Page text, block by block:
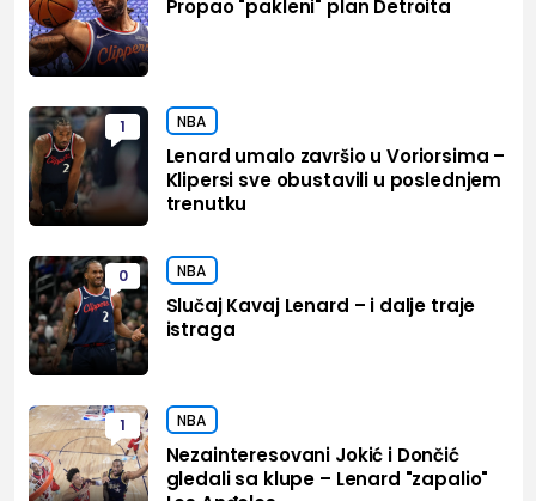
Propao "pakleni" plan Detroita
1 NBA
Lenard umalo završio u Voriorsima –
Klipersi sve obustavili u poslednjem
trenutku
0 NBA
Slučaj Kavaj Lenard – i dalje traje
istraga
1 NBA
Nezainteresovani Jokić i Dončić
gledali sa klupe – Lenard "zapalio"